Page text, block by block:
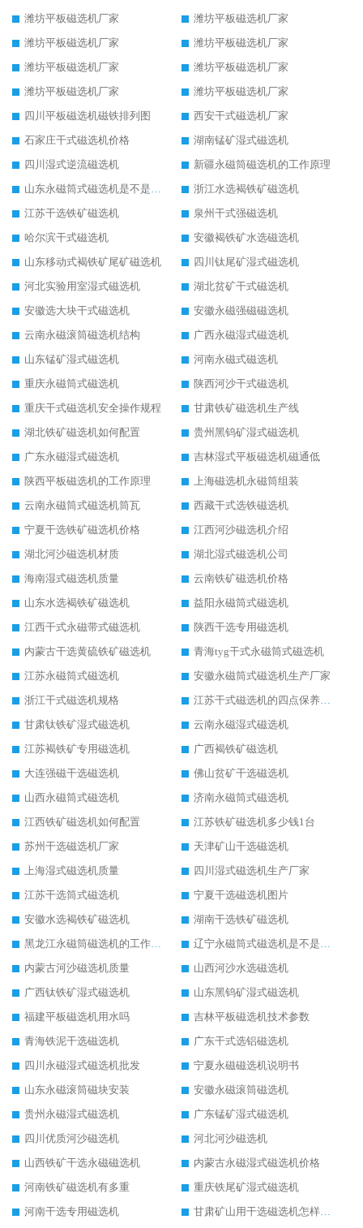
潍坊平板磁选机厂家
潍坊平板磁选机厂家
潍坊平板磁选机厂家
潍坊平板磁选机厂家
潍坊平板磁选机厂家
潍坊平板磁选机厂家
潍坊平板磁选机厂家
潍坊平板磁选机厂家
四川平板磁选机磁铁排列图
西安干式磁选机厂家
石家庄干式磁选机价格
湖南锰矿湿式磁选机
四川湿式逆流磁选机
新疆永磁筒磁选机的工作原理
山东永磁筒式磁选机是不是强磁
浙江水选褐铁矿磁选机
江苏干选铁矿磁选机
泉州干式强磁选机
哈尔滨干式磁选机
安徽褐铁矿水选磁选机
山东移动式褐铁矿尾矿磁选机
四川钛尾矿湿式磁选机
河北实验用室湿式磁选机
湖北贫矿干式磁选机
安徽选大块干式磁选机
安徽永磁强磁磁选机
云南永磁滚筒磁选机结构
广西永磁湿式磁选机
山东锰矿湿式磁选机
河南永磁式磁选机
重庆永磁筒式磁选机
陕西河沙干式磁选机
重庆干式磁选机安全操作规程
甘肃铁矿磁选机生产线
湖北铁矿磁选机如何配置
贵州黑钨矿湿式磁选机
广东永磁湿式磁选机
吉林湿式平板磁选机磁通低
陕西平板磁选机的工作原理
上海磁选机永磁筒组装
云南永磁筒式磁选机筒瓦
西藏干式选铁磁选机
宁夏干选铁矿磁选机价格
江西河沙磁选机介绍
湖北河沙磁选机材质
湖北湿式磁选机公司
海南湿式磁选机质量
云南铁矿磁选机价格
山东水选褐铁矿磁选机
益阳永磁筒式磁选机
江西干式永磁带式磁选机
陕西干选专用磁选机
内蒙古干选黄硫铁矿磁选机
青海tyg干式永磁筒式磁选机
江苏永磁筒式磁选机
安徽永磁筒式磁选机生产厂家
浙江干式磁选机规格
江苏干式磁选机的四点保养秘籍
甘肃钛铁矿湿式磁选机
云南永磁湿式磁选机
江苏褐铁矿专用磁选机
广西褐铁矿磁选机
大连强磁干选磁选机
佛山贫矿干选磁选机
山西永磁筒式磁选机
济南永磁筒式磁选机
江西铁矿磁选机如何配置
江苏铁矿磁选机多少钱1台
苏州干选磁选机厂家
天津矿山干选磁选机
上海湿式磁选机质量
四川湿式磁选机生产厂家
江苏干选筒式磁选机
宁夏干选磁选机图片
安徽水选褐铁矿磁选机
湖南干选铁矿磁选机
黑龙江永磁筒磁选机的工作原理
辽宁永磁筒式磁选机是不是强磁
内蒙古河沙磁选机质量
山西河沙水选磁选机
广西钛铁矿湿式磁选机
山东黑钨矿湿式磁选机
福建平板磁选机用水吗
吉林平板磁选机技术参数
青海铁泥干选磁选机
广东干式选铝磁选机
四川永磁湿式磁选机批发
宁夏永磁磁选机说明书
山东永磁滚筒磁块安装
安徽永磁滚筒磁选机
贵州永磁湿式磁选机
广东锰矿湿式磁选机
四川优质河沙磁选机
河北河沙磁选机
山西铁矿干选永磁磁选机
内蒙古永磁湿式磁选机价格
河南铁矿磁选机有多重
重庆铁尾矿湿式磁选机
河南干选专用磁选机
甘肃矿山用干选磁选机怎样调磁